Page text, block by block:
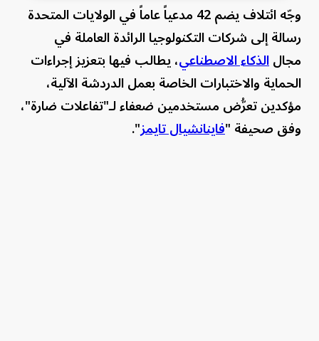
وجّه ائتلاف يضم 42 مدعياً عاماً في الولايات المتحدة
رسالة إلى شركات التكنولوجيا الرائدة العاملة في
مجالالذكاء الاصطناعي، يطالب فيها بتعزيز إجراءات
الحماية والاختبارات الخاصة بعمل الدردشة الآلية،
مؤكدين تعرُّض مستخدمين ضعفاء لـ"تفاعلات ضارة"،
وفق صحيفة "فاينانشيال تايمز".